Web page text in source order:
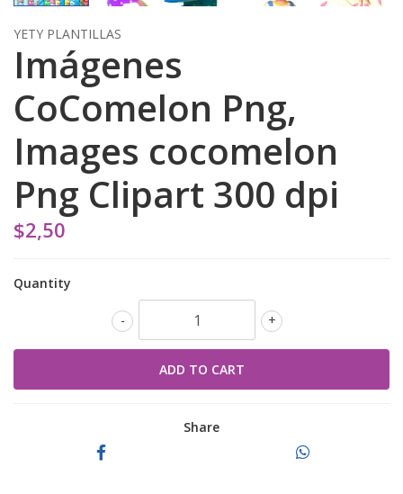
YETY PLANTILLAS
Imágenes
CoComelon Png,
Images cocomelon
Png Clipart 300 dpi
$2,50
Quantity
+
-
Share